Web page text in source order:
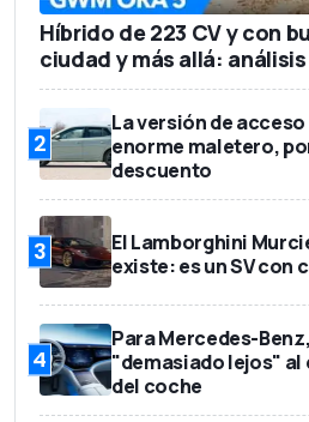
Híbrido de 223 CV y con
ciudad y más allá: análisis
2
La versión de
enorme maletero,
descuento
3
El Lamborghini
existe: es un SV con
4
Para Mercedes-
"demasiado lejos"
del coche